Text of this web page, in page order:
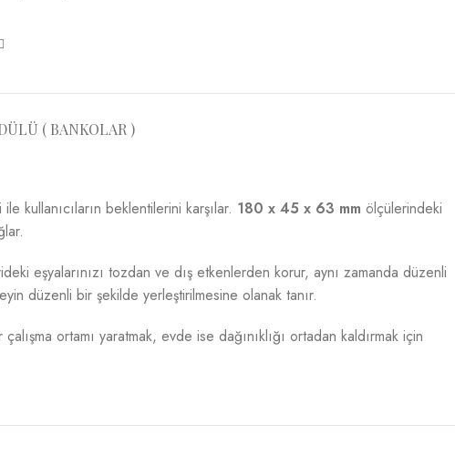
( BANKOLAR )
kullanıcıların beklentilerini karşılar. 180 x 45 x 63 mm ölçülerindeki
eşyalarınızı tozdan ve dış etkenlerden korur, aynı zamanda düzenli
düzenli bir şekilde yerleştirilmesine olanak tanır.
ortamı yaratmak, evde ise dağınıklığı ortadan kaldırmak için